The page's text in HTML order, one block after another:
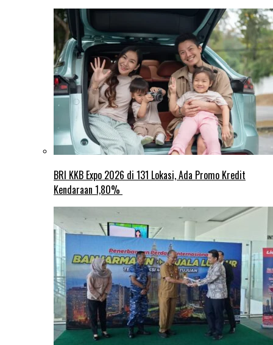
BRI KKB Expo 2026 di 131 Lokasi, Ada Promo Kredit
Kendaraan 1,80%